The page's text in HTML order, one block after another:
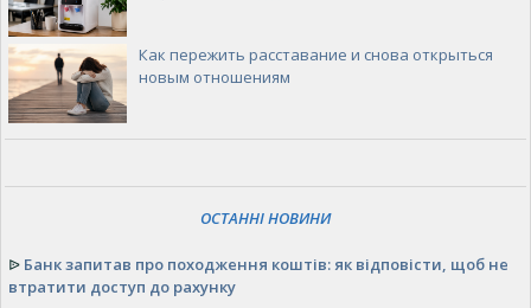
Как пережить расставание и снова открыться
новым отношениям
ОСТАННІ НОВИНИ
ᐉ Банк запитав про походження коштів: як відповісти, щоб не
втратити доступ до рахунку